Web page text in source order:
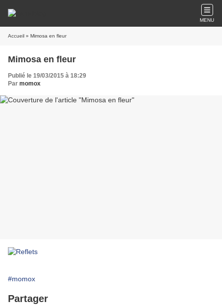
MENU
Accueil » Mimosa en fleur
Mimosa en fleur
Publié le 19/03/2015 à 18:29
Par momox
#momox
Partager